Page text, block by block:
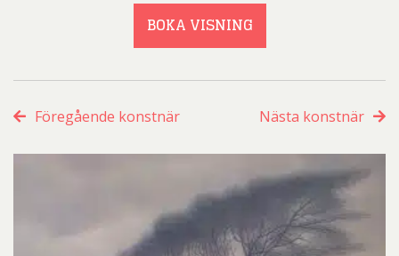
BOKA VISNING
Föregående konstnär Nästa konstnär